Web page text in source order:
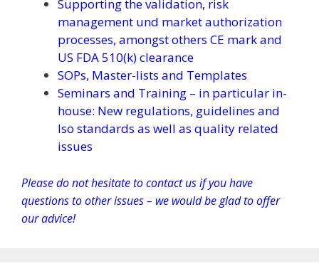
Supporting the validation, risk
management und market authorization
processes, amongst others CE mark and
US FDA 510(k) clearance
SOPs, Master-lists and Templates
Seminars and Training – in particular in-
house: New regulations, guidelines and
Iso standards as well as quality related
issues
Please do not hesitate to contact us if you have
questions to other issues – we would be glad to offer
our advice!